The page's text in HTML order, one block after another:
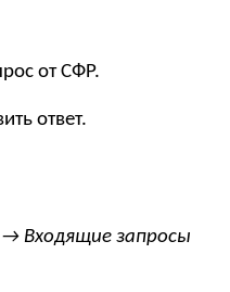
от СФР.
ответ.
Входящие запросы